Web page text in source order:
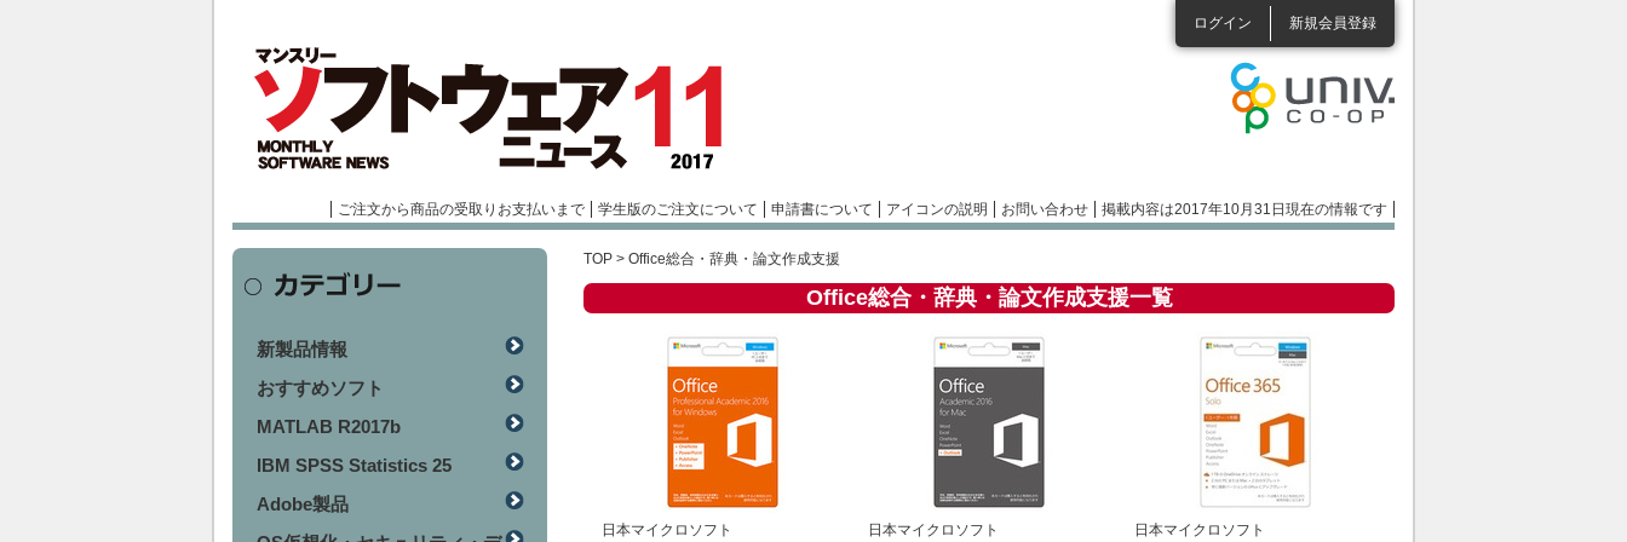
ログイン 新規会員登録
ご注文から商品の受取りお支払いまで 学生版のご注文について 申請書について アイコンの説明 お問い合わせ 掲載内容は2017年10月31日現在の情報です
TOP > Office総合・辞典・論文作成支援
Office総合・辞典・論文作成支援一覧
日本マイクロソフト
日本マイクロソフト
日本マイクロソフト
新製品情報
おすすめソフト
MATLAB R2017b
IBM SPSS Statistics 25
Adobe製品